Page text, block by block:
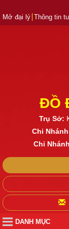
Mở đại lý Thông tin
ĐỒ
Trụ Sở:
Chi
Chi
DANH MỤC